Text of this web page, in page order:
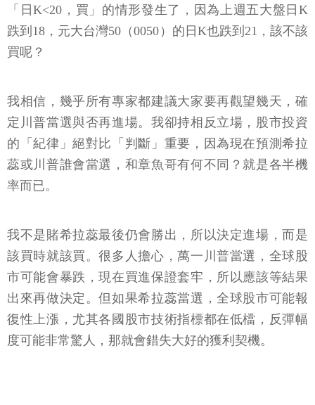
「日K<20，買」的情形發生了，因為上週五大盤日K
跌到18，元大台灣50（0050）的日K也跌到21，該不該
買呢？
我相信，幾乎所有專家都建議大家要再觀望幾天，確
定川普當選與否再進場。我卻持相反立場，股市投資
的「紀律」絕對比「判斷」重要，因為現在預測希拉
蕊或川普誰會當選，和章魚哥有何不同？就是各半機
率而已。
我不是賭希拉蕊最後仍會勝出，所以決定進場，而是
該買時就該買。很多人擔心，萬一川普當選，全球股
市可能會暴跌，現在買進保證套牢，所以應該等結果
出來再做決定。但如果希拉蕊當選，全球股市可能報
復性上漲，尤其各國股市技術指標都在低檔，反彈幅
度可能非常驚人，那就會錯失大好的獲利契機。